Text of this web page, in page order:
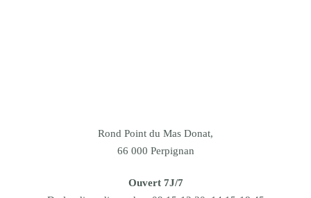
Rond Point du Mas Donat,
66 000 Perpignan
Ouvert 7J/7